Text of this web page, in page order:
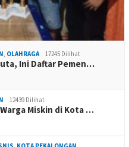
OLAHRAGA 17245 Dilihat
Ini Daftar Pemen…
12439 Dilihat
Miskin di Kota …